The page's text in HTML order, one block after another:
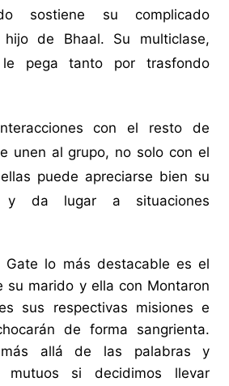
sostiene su complicado
de Bhaal. Su multiclase,
le pega tanto por trasfondo
con el resto de
unen al grupo, no solo con el
puede apreciarse bien su
da lugar a situaciones
Gate lo más destacable es el
su marido y ella con Montaron
sus respectivas misiones e
de forma sangrienta.
más allá de las palabras y
mutuos si decidimos llevar